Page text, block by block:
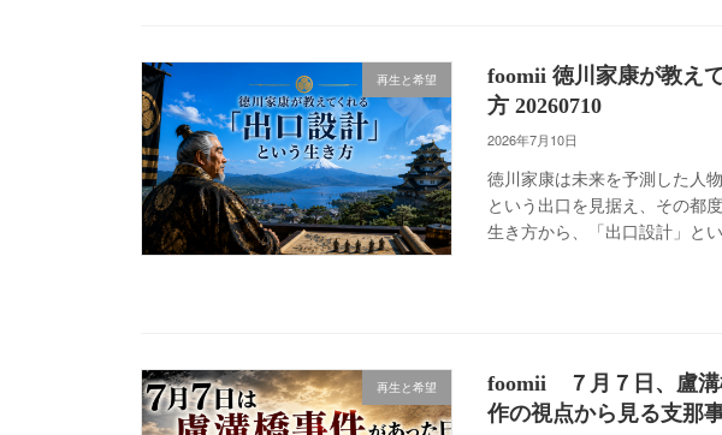
再生と希望
foomii 徳川家康が教え
方 20260710
2026年7月10日
徳川家康は未来を予測した人
という出口を見据え、その都
生き方から、「出口設計」と
再生と希望
foomii ７月７日、盧
作の視点から見る支那